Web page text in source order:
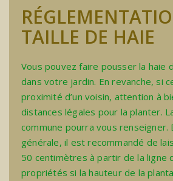
TAILLE DE HAIE
Vous pouvez faire pousser la haie
dans votre jardin. En revanche, si
proximité d’un voisin, attention à
distances légales pour la planter.
commune pourra vous renseigner.
générale, il est recommandé de
50 centimètres à partir de la ligne
propriétés si la hauteur de la